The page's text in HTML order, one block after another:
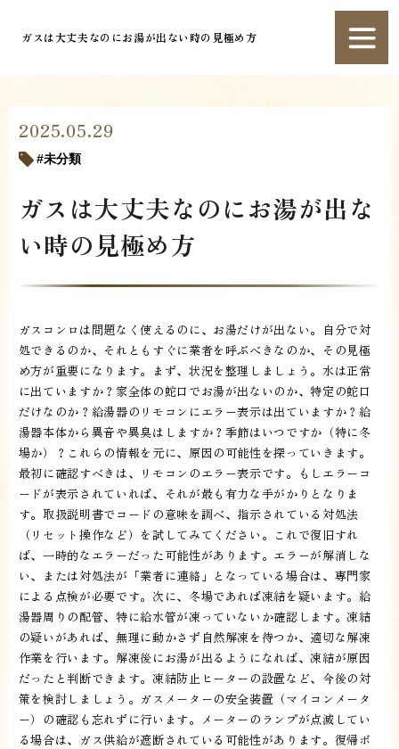
ガスは大丈夫なのにお湯が出ない時の見極め方
2025.05.29
未分類
ガスは大丈夫なのにお湯が出な
い時の見極め方
ガスコンロは問題なく使えるのに、お湯だけが出ない。自分で対
処できるのか、それともすぐに業者を呼ぶべきなのか、その見極
め方が重要になります。まず、状況を整理しましょう。水は正常
に出ていますか？家全体の蛇口でお湯が出ないのか、特定の蛇口
だけなのか？給湯器のリモコンにエラー表示は出ていますか？給
湯器本体から異音や異臭はしますか？季節はいつですか（特に冬
場か）？これらの情報を元に、原因の可能性を探っていきます。
最初に確認すべきは、リモコンのエラー表示です。もしエラーコ
ードが表示されていれば、それが最も有力な手がかりとなりま
す。取扱説明書でコードの意味を調べ、指示されている対処法
（リセット操作など）を試してみてください。これで復旧すれ
ば、一時的なエラーだった可能性があります。エラーが解消しな
い、または対処法が「業者に連絡」となっている場合は、専門家
による点検が必要です。次に、冬場であれば凍結を疑います。給
湯器周りの配管、特に給水管が凍っていないか確認します。凍結
の疑いがあれば、無理に動かさず自然解凍を待つか、適切な解凍
作業を行います。解凍後にお湯が出るようになれば、凍結が原因
だったと判断できます。凍結防止ヒーターの設置など、今後の対
策を検討しましょう。ガスメーターの安全装置（マイコンメータ
ー）の確認も忘れずに行います。メーターのランプが点滅してい
る場合は、ガス供給が遮断されている可能性があります。復帰ボ